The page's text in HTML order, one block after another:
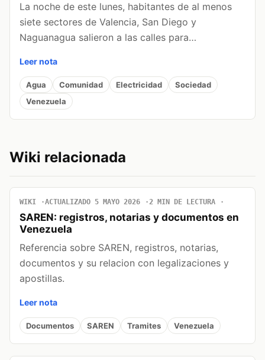
La noche de este lunes, habitantes de al menos
siete sectores de Valencia, San Diego y
Naguanagua salieron a las calles para…
Leer nota
Agua Comunidad Electricidad
Sociedad
Venezuela
Wiki relacionada
WIKI ACTUALIZADO 5 MAYO 2026 2 MIN DE LECTURA
SAREN: registros, notarias y documentos en
Venezuela
Referencia sobre SAREN, registros, notarias,
documentos y su relacion con legalizaciones y
apostillas.
Leer nota
Documentos SAREN Tramites Venezuela